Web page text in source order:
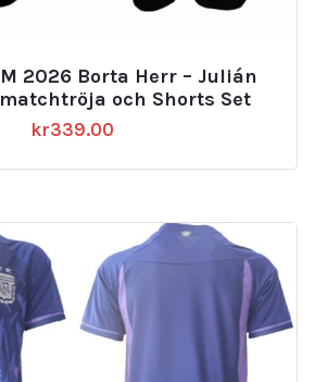
2026 Borta Herr – Julián
och Shorts Set
kr339.00